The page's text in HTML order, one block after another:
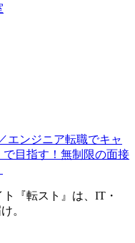
エンジニア転職でキャ
目指す！無制限の面接
『転スト』は、IT・
。